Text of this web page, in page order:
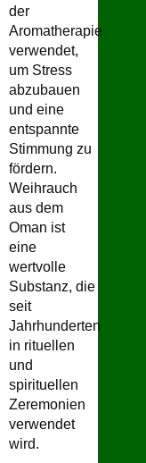
der
Aromatherapie
verwendet,
um Stress
abzubauen
und eine
entspannte
Stimmung zu
fördern.
Weihrauch
aus dem
Oman ist
eine
wertvolle
Substanz, die
seit
Jahrhunderten
in rituellen
und
spirituellen
Zeremonien
verwendet
wird.